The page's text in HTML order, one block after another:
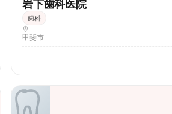
岩下歯科医院
歯科
甲斐市